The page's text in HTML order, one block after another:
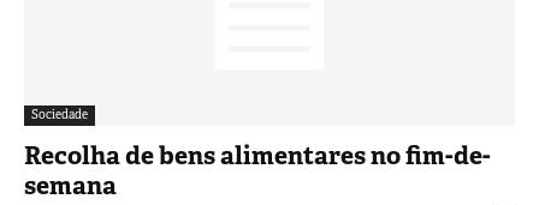
Sociedade
Recolha de bens alimentares no fim-de-
semana